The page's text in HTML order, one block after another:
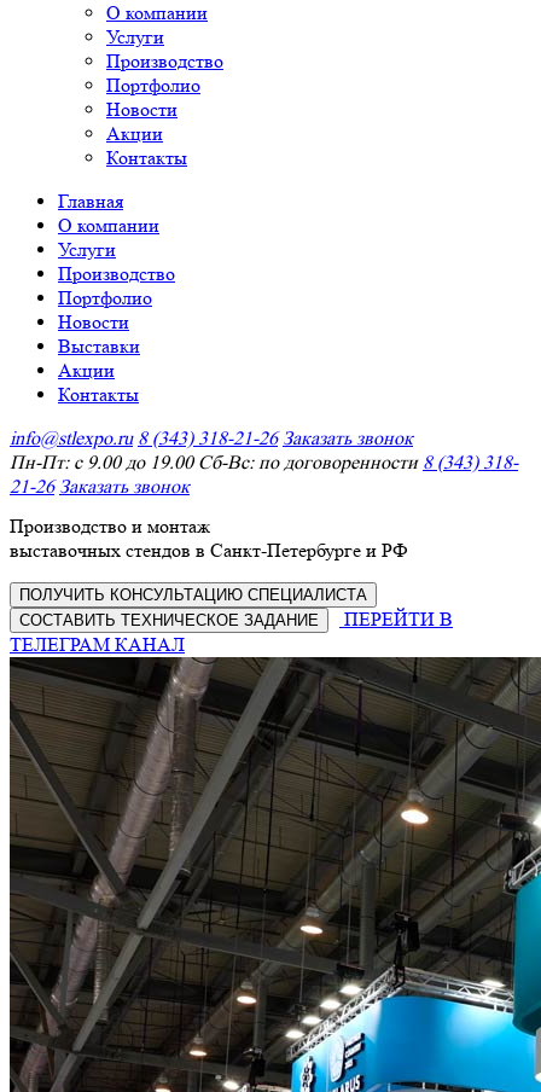
О компании
Услуги
Производство
Портфолио
Новости
Акции
Контакты
Главная
О компании
Услуги
Производство
Портфолио
Новости
Выставки
Акции
Контакты
info@stlexpo.ru 8 (343) 318-21-26 Заказать звонок
Пн-Пт: с 9.00 до 19.00 Сб-Вс: по договоренности 8 (343) 318-
21-26 Заказать звонок
Производство и монтаж
выставочных стендов в Санкт-Петербурге и РФ
ПОЛУЧИТЬ КОНСУЛЬТАЦИЮ СПЕЦИАЛИСТА
СОСТАВИТЬ ТЕХНИЧЕСКОЕ ЗАДАНИЕ
ПЕРЕЙТИ В
ТЕЛЕГРАМ КАНАЛ